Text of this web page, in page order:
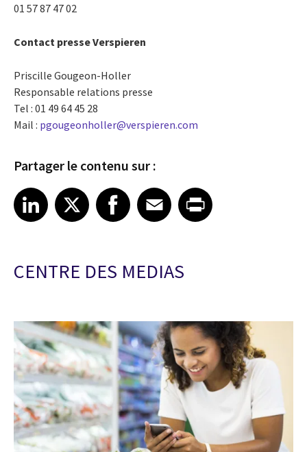
01 57 87 47 02
Contact presse Verspieren
Priscille Gougeon-Holler
Responsable relations presse
Tel : 01 49 64 45 28
Mail : pgougeonholler@verspieren.com
Partager le contenu sur :
Share article on LinkedIn
LinkedIn
Share article on XShare article on Facebook
Facebook
Share article on Email
EmailShare article on Print
CENTRE DES MEDIAS